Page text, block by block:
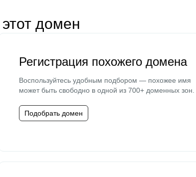
домен
Регистрация похожего домена
Воспользуйтесь удобным подбором — похожее имя
может быть свободно в одной из 700+ доменных зон.
Подобрать домен